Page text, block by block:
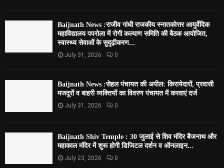
Baijnath News :राजीव गांधी राजकीय स्नातकोत्तर आयुर्वेदिक
महाविद्यालय पपरोला में रोगी कल्याण समिति की बैठक आयोजित,
स्वास्थ्य सेवाओं के सुदृढ़ीकरण...
July 31, 2026 0
Baijnath News :सेहल पंचायत की अपील: किरायेदारों, प्रवासी
मजदूरों व बाहरी व्यक्तियों का विवरण पंचायत में करवाएं दर्ज
July 31, 2026 0
Baijnath Shiv Temple : 30 जुलाई से शिव मंदिर बैजनाथ और
महाकाल मंदिर में शुरू होगी डिजिटल दर्शन व ऑनलाइन...
July 23, 2026 0